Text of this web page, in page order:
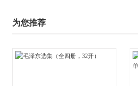
为您推荐